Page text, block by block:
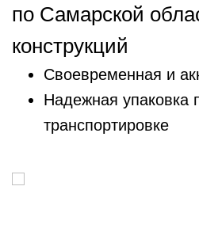
по Самарской
конструкций
Своевременная и
Надежная упаковка
транспортировке